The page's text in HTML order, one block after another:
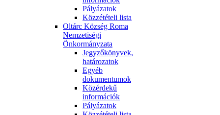
Pályázatok
Közzétételi lista
Oltárc Község Roma
Nemzetiségi
Önkormányzata
Jegyzőkönyvek,
határozatok
Egyéb
dokumentumok
Közérdekű
információk
Pályázatok